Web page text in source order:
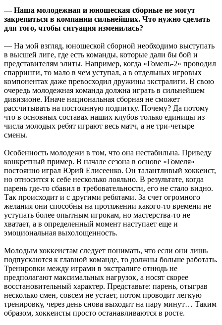
— Наша молодежная и юношеская сборные не могут
закрепиться в компании сильнейших. Что нужно сделать
для того, чтобы ситуация изменилась?
— На мой взгляд, юношеской сборной необходимо выступать
в высшей лиге, где есть команды, которые дали бы бой и
представителям элиты. Например, когда «Гомель-2» проводил
спарринги, то мало в чем уступал, а в отдельных игровых
компонентах даже превосходил дружины экстралиги. В свою
очередь молодежная команда должна играть в сильнейшем
дивизионе. Иначе национальная сборная не сможет
рассчитывать на постоянную подпитку. Почему? Да потому
что в основных составах наших клубов только единицы из
числа молодых ребят играют весь матч, а не три-четыре
смены.
Особенность молодежи в том, что она нестабильна. Приведу
конкретный пример. В начале сезона в основе «Гомеля»
постоянно играл Юрий Елисеенко. Он талантливый хоккеист,
но относится к себе несколько лояльно. В результате, когда
парень где-то сбавил в требовательности, его не стало видно.
Так происходит и с другими ребятами. За счет огромного
желания они способны на протяжении какого-то времени не
уступать более опытным игрокам, но мастерства-то не
хватает, а в определенный момент наступает еще и
эмоциональная выхолощенность.
Молодым хоккеистам следует понимать, что если они лишь
подпускаются к главной команде, то должны больше работать.
Тренировки между играми в экстралиге отнюдь не
предполагают максимальных нагрузок, а носят скорее
восстановительный характер. Представьте: парень, отыграв
несколько смен, совсем не устает, потом проводит легкую
тренировку, через день снова выходит на пару минут… Таким
образом, хоккеисты просто останавливаются в росте.